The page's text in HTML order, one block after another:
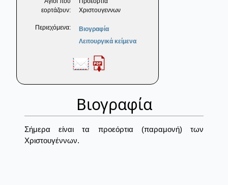
εορτάζουν:
Χριστουγεννων
Περιεχόμενα:
Βιογραφία
Λειτουργικά κείμενα
Βιογραφία
Σήμερα είναι τα προεόρτια (παραμονή) των
Χριστουγέννων.